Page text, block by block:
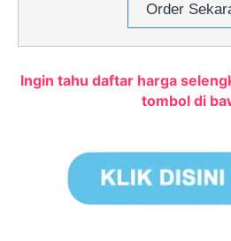
Order
Ingin tahu daftar harga
tombol di